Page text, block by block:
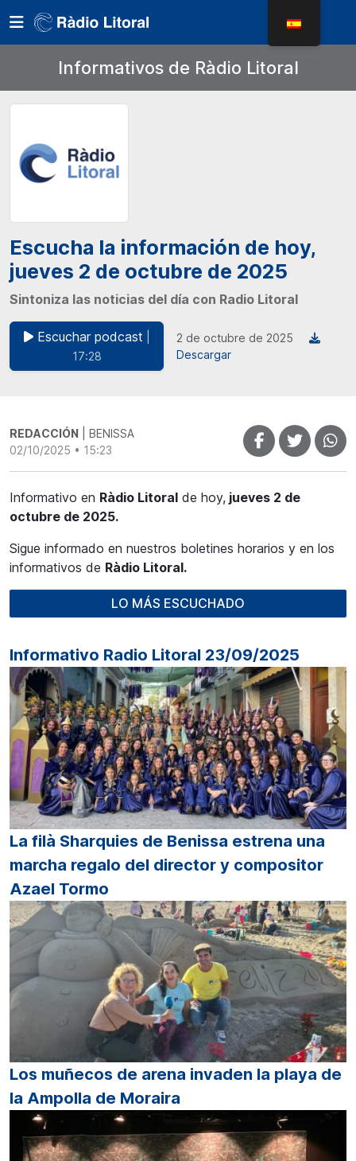
Informativos de Ràdio Litoral
Escucha la información de hoy,
jueves 2 de octubre de 2025
Sintoniza las noticias del día con Radio Litoral
Escuchar podcast
17:28
2 de octubre de 2025
Descargar
REDACCIÓN | BENISSA
02/10/2025 • 15:23
Informativo en Ràdio Litoral de hoy, jueves 2 de
octubre de 2025.
Sigue informado en nuestros boletines horarios y en los
informativos de Ràdio Litoral.
LO MÁS ESCUCHADO
Informativo Radio Litoral 23/09/2025
La filà Sharquies de Benissa estrena una
marcha regalo del director y compositor
Azael Tormo
Los muñecos de arena invaden la playa de
la Ampolla de Moraira